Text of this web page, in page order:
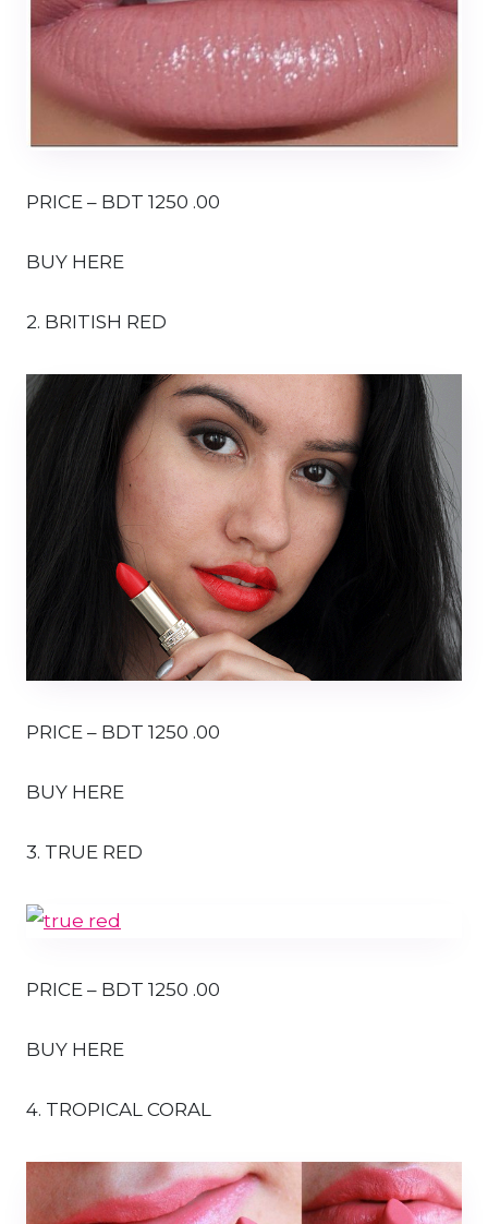
PRICE – BDT 1250 .00
BUY HERE
2. BRITISH RED
PRICE – BDT 1250 .00
BUY HERE
3. TRUE RED
PRICE – BDT 1250 .00
BUY HERE
4. TROPICAL CORAL